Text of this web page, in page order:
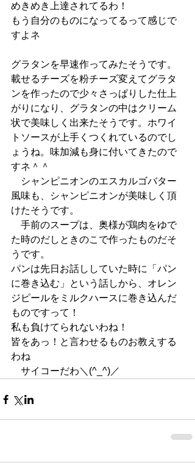
めきめき上達されてるわ！
もう自分のものになってるって感じで
すよネ
グラタンを早速作ってみたそうです。
載せるチーズを粉チーズ変えてグラタ
ンを作ったので少々さっぱりした仕上
がりになり、グラタンの中はクリーム
状で美味しく出来たそうです。ホワイ
トソースが上手くつくれているのでし
ょうね。味加減も身に付いてきたので
すネ＾＾
シャンピニオンのエスカルゴバター
風味も、シャンピニオンが美味しく頂
けたそうです。
手前のスープは、奥様が鶏肉をゆで
た時のだしときのこで作ったものだそ
うです。
パンは先日お話ししていた時に「パン
に巻き込む」という話しから、オレン
ジピールをミルクハースに巻き込んだ
ものですって！
私も負けてられないわね！
皆をあっ！と言わせるものお教えする
わね
サイコーだわ＼(^_^)／